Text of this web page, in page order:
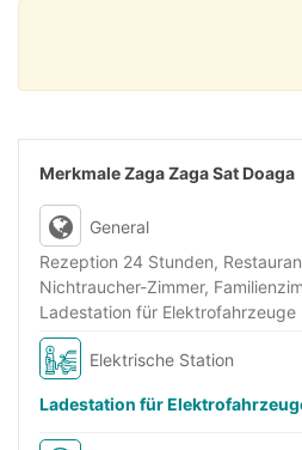
Merkmale Zaga Zaga Sat Doaga
General
Rezeption 24 Stunden,
Nichtraucher-Zimmer,
Ladestation für Elektrofahrzeuge
Elektrische Station
Ladestation für